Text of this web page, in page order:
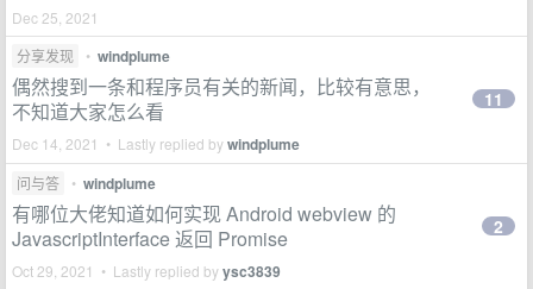
Dec 25, 2021
分享发现
• windplume
偶然搜到一条和程序员有关的新闻，比较有意思，
不知道大家怎么看
Dec 14, 2021 • Lastly replied bywindplume
11
问与答 • windplume
有哪位大佬知道如何实现 Android webview 的
JavascriptInterface 返回 Promise
Oct 29, 2021 • Lastly replied byysc3839
2